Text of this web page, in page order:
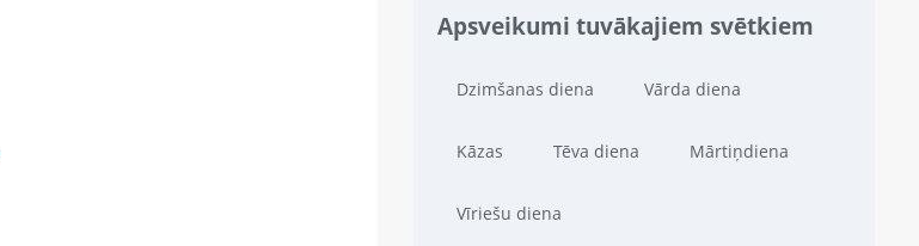
Apsveikumi tuvākajiem svētkiem
Dzimšanas diena Vārda diena
Kāzas Tēva diena Mārtiņdiena
Vīriešu diena